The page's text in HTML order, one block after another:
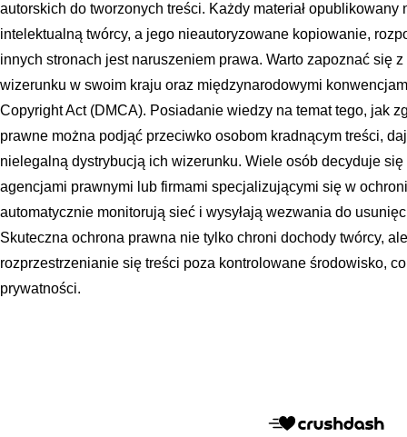
autorskich do tworzonych treści. Każdy materiał opublikowany
intelektualną twórcy, a jego nieautoryzowane kopiowanie,
innych stronach jest naruszeniem prawa. Warto zapoznać się
wizerunku w swoim kraju oraz międzynarodowymi
Copyright Act (DMCA). Posiadanie wiedzy na temat tego, jak
prawne można podjąć przeciwko osobom kradnącym treści,
nielegalną dystrybucją ich wizerunku. Wiele osób decyduje
agencjami prawnymi lub firmami specjalizującymi się w
automatycznie monitorują sieć i wysyłają wezwania do
Skuteczna ochrona prawna nie tylko chroni dochody twórcy,
rozprzestrzenianie się treści poza kontrolowane środowisko,
prywatności.